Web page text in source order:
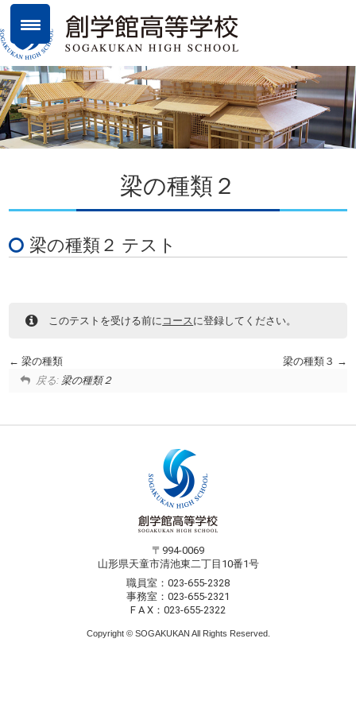
梁の種類２
梁の種類２ テスト
このテストを受ける前に コースに登録してください。
梁の種類
梁の種類３
戻る: 梁の種類２
〒994-0069
山形県天童市清池東二丁目10番1号
職員室：023-655-2328
事務室：023-655-2321
F A X：023-655-2322
Copyright © SOGAKUKAN All Rights Reserved.